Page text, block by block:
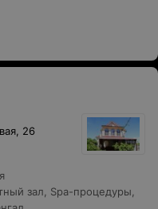
лестницы в
26
зал Spa-процедуры